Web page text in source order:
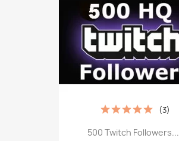
500 Twitch Followers...
(3)